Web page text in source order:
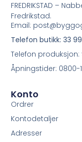
Konto
Ordrer
Kontodetaljer
Adresser
FREDRIKSTAD –
Fredrikstad.
Email:
Telefon butikk: 33
Telefon produksjon:
Åpningstider: 0800-